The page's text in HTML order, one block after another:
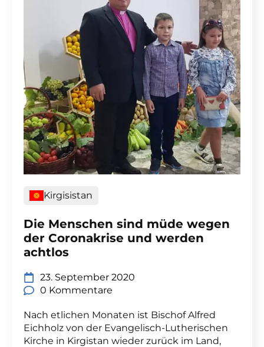
Kirgisistan
Die Menschen sind müde wegen
der Coronakrise und werden
achtlos
23. September 2020
0 Kommentare
Nach etlichen Monaten ist Bischof Alfred
Eichholz von der Evangelisch-Lutherischen
Kirche in Kirgistan wieder zurück im Land,